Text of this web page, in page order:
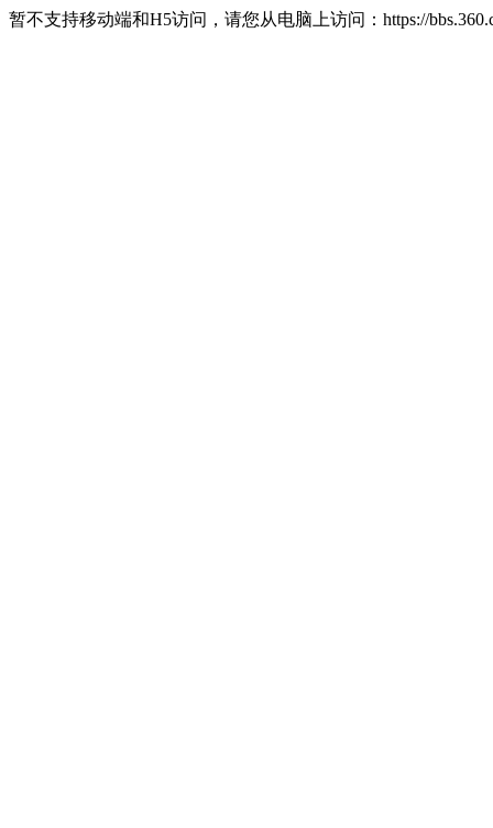
暂不支持移动端和H5访问，请您从电脑上访问：https://